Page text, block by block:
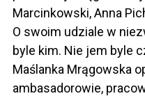
Marcinkowski, Anna
O swoim udziale w
byle kim. Nie jem byle
Maślanka Mrągowska
ambasadorowie,